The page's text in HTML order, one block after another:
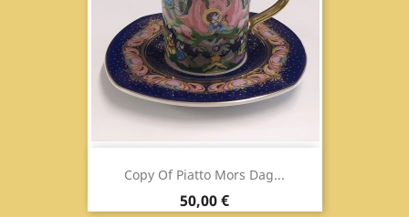
Copy Of Piatto Mors Dag...
Prix
50,00 €